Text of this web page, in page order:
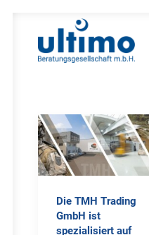
Die TMH Trading
GmbH ist
spezialisiert auf